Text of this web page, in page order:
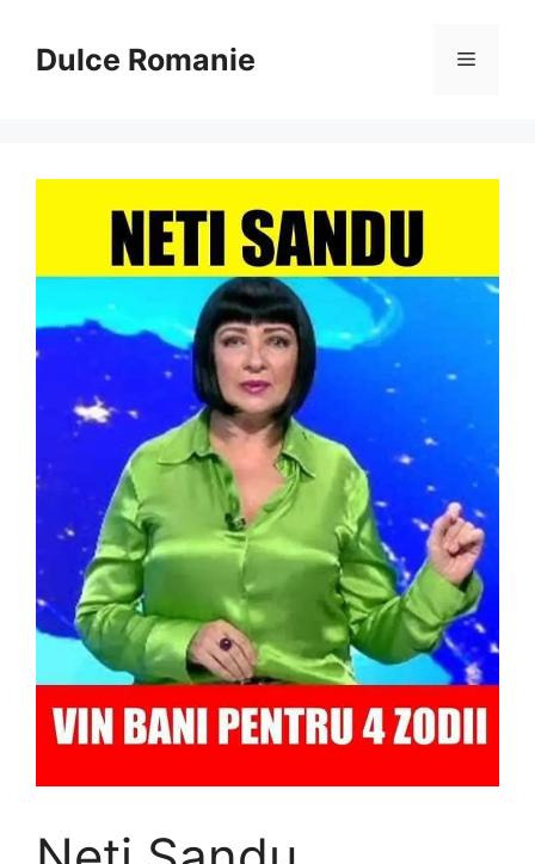
conținutDulce Romanie Meniu